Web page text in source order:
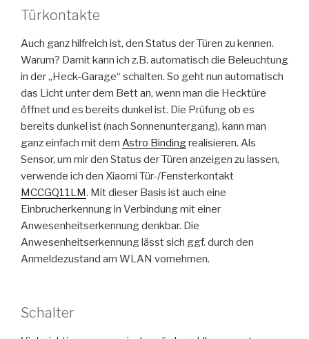
Türkontakte
Auch ganz hilfreich ist, den Status der Türen zu kennen.
Warum? Damit kann ich z.B. automatisch die Beleuchtung
in der „Heck-Garage“ schalten. So geht nun automatisch
das Licht unter dem Bett an, wenn man die Hecktüre
öffnet und es bereits dunkel ist. Die Prüfung ob es
bereits dunkel ist (nach Sonnenuntergang), kann man
ganz einfach mit dem Astro Bindingrealisieren. Als
Sensor, um mir den Status der Türen anzeigen zu lassen,
verwende ich den Xiaomi Tür-/Fensterkontakt
MCCGQ11LM. Mit dieser Basis ist auch eine
Einbrucherkennung in Verbindung mit einer
Anwesenheitserkennung denkbar. Die
Anwesenheitserkennung lässt sich ggf. durch den
Anmeldezustand am WLAN vornehmen.
Schalter